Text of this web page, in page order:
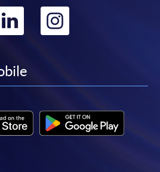
些課程提供在線服務的平台。雖然
何明確或隱含的保證。本學院尤其不
侵犯版權，資訊可安全使用、資訊
機構）對你在網上付款而由下列原
不負責；上述原因包括：（1）由
Go
linkedin